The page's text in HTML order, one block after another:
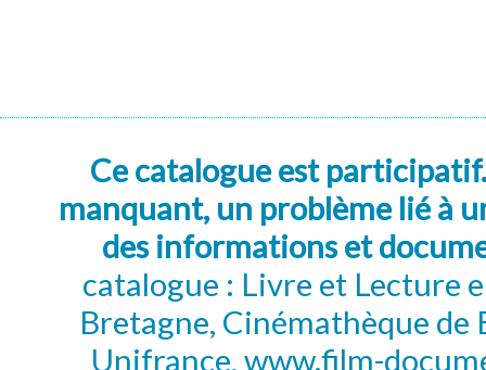
Ce catalogue est
manquant, un problème lié à
des informations et
catalogue : Livre et Lecture
Bretagne, Cinémathèque de
Unifrance, www.film-